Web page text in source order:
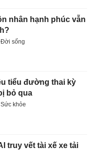
nhân hạnh phúc vẫn
Đời sống
tiểu đường thai kỳ
bỏ qua
Sức khỏe
truy vết tài xế xe tải